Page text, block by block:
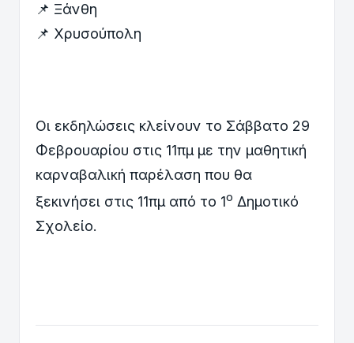
📌 Ξάνθη
📌 Χρυσούπολη
Οι εκδηλώσεις κλείνουν το Σάββατο 29
Φεβρουαρίου στις 11πμ με την μαθητική
καρναβαλική παρέλαση που θα
ξεκινήσει στις 11πμ από το 1ο Δημοτικό
Σχολείο.